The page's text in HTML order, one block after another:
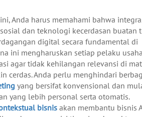
Anda harus memahami bahwa
dan teknologi kecerdasan buatan
digital secara fundamental di
ini mengharuskan setiap pelaku
agar tidak kehilangan relevansi di
cerdas. Anda perlu menghindari
yang bersifat konvensional dan
yang lebih personal serta otomatis.
bisnisakan membantu bisnis